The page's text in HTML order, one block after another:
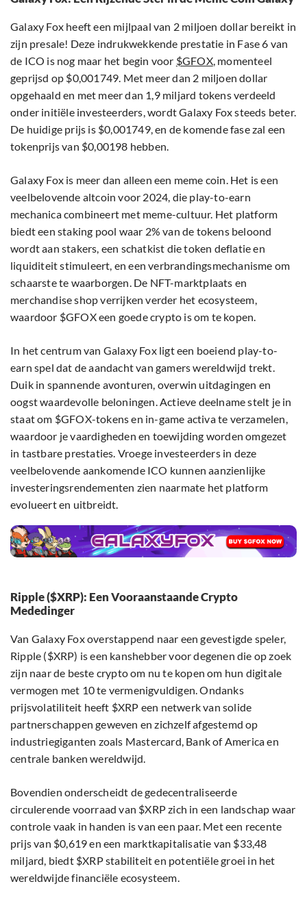
Galaxy Fox heeft een mijlpaal van 2 miljoen dollar bereikt in
zijn presale! Deze indrukwekkende prestatie in Fase 6 van
de ICO is nog maar het begin voor $GFOX, momenteel
geprijsd op $0,001749. Met meer dan 2 miljoen dollar
opgehaald en met meer dan 1,9 miljard tokens verdeeld
onder initiële investeerders, wordt Galaxy Fox steeds beter.
De huidige prijs is $0,001749, en de komende fase zal een
tokenprijs van $0,00198 hebben.
Galaxy Fox is meer dan alleen een meme coin. Het is een
veelbelovende altcoin voor 2024, die play-to-earn
mechanica combineert met meme-cultuur. Het platform
biedt een staking pool waar 2% van de tokens beloond
wordt aan stakers, een schatkist die token deflatie en
liquiditeit stimuleert, en een verbrandingsmechanisme om
schaarste te waarborgen. De NFT-marktplaats en
merchandise shop verrijken verder het ecosysteem,
waardoor $GFOX een goede crypto is om te kopen.
In het centrum van Galaxy Fox ligt een boeiend play-to-
earn spel dat de aandacht van gamers wereldwijd trekt.
Duik in spannende avonturen, overwin uitdagingen en
oogst waardevolle beloningen. Actieve deelname stelt je in
staat om $GFOX-tokens en in-game activa te verzamelen,
waardoor je vaardigheden en toewijding worden omgezet
in tastbare prestaties. Vroege investeerders in deze
veelbelovende aankomende ICO kunnen aanzienlijke
investeringsrendementen zien naarmate het platform
evolueert en uitbreidt.
Ripple ($XRP): Een Vooraanstaande Crypto
Mededinger
Van Galaxy Fox overstappend naar een gevestigde speler,
Ripple ($XRP) is een kanshebber voor degenen die op zoek
zijn naar de beste crypto om nu te kopen om hun digitale
vermogen met 10 te vermenigvuldigen. Ondanks
prijsvolatiliteit heeft $XRP een netwerk van solide
partnerschappen geweven en zichzelf afgestemd op
industriegiganten zoals Mastercard, Bank of America en
centrale banken wereldwijd.
Bovendien onderscheidt de gedecentraliseerde
circulerende voorraad van $XRP zich in een landschap waar
controle vaak in handen is van een paar. Met een recente
prijs van $0,619 en een marktkapitalisatie van $33,48
miljard, biedt $XRP stabiliteit en potentiële groei in het
wereldwijde financiële ecosysteem.